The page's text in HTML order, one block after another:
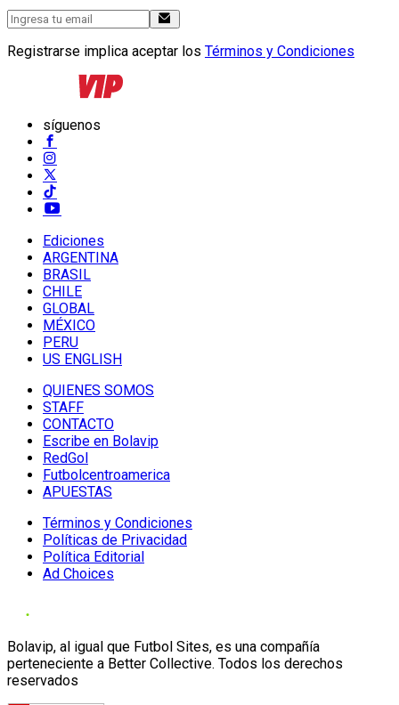
Registrarse implica aceptar los Términos y Condiciones
síguenos
Ediciones
ARGENTINA
BRASIL
CHILE
GLOBAL
MÉXICO
PERU
US ENGLISH
QUIENES SOMOS
STAFF
CONTACTO
Escribe en Bolavip
RedGol
Futbolcentroamerica
APUESTAS
Términos y Condiciones
Políticas de Privacidad
Política Editorial
Ad Choices
Bolavip, al igual que Futbol Sites, es una compañía
perteneciente a Better Collective. Todos los derechos
reservados